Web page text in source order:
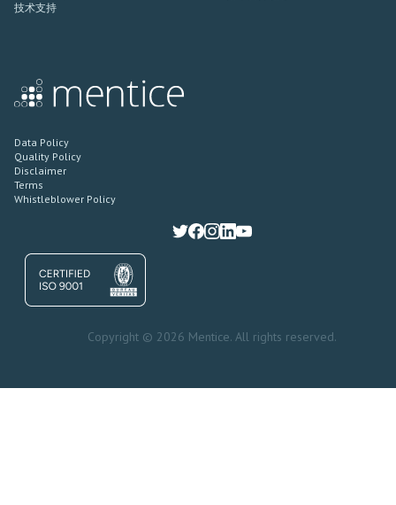
技术支持
Data Policy
Quality Policy
Disclaimer
Terms
Whistleblower Policy
Copyright © 2026 Mentice. All rights reserved.